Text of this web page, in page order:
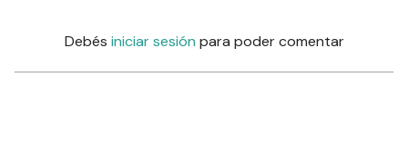
Debés iniciar sesión para poder comentar